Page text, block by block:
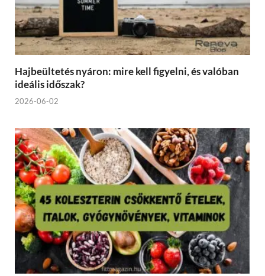
Hajbeültetés nyáron: mire kell figyelni, és valóban
ideális időszak?
2026-06-02